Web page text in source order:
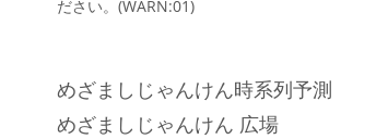
ださい。(WARN:01)
めざましじゃんけん時系列予測
めざましじゃんけん 広場